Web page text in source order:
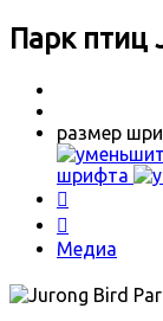
Парк птиц
размер
шрифта


Медиа